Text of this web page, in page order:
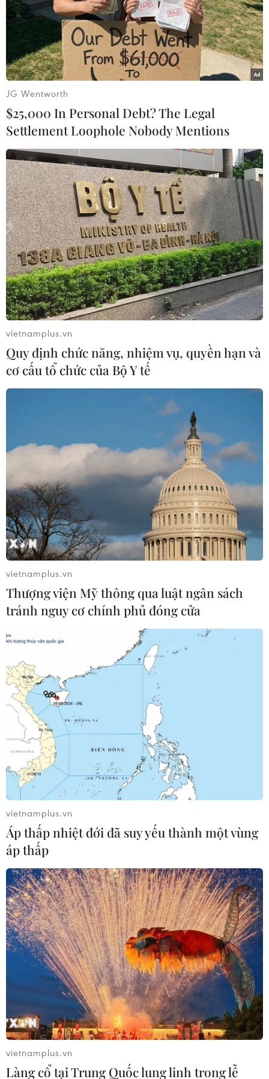
JG Wentworth
$25,000 In Personal Debt? The Legal
Settlement Loophole Nobody Mentions
vietnamplus.vn
Quy định chức năng, nhiệm vụ, quyền hạn và
cơ cấu tổ chức của Bộ Y tế
vietnamplus.vn
Thượng viện Mỹ thông qua luật ngân sách
tránh nguy cơ chính phủ đóng cửa
vietnamplus.vn
Áp thấp nhiệt đới đã suy yếu thành một vùng
áp thấp
vietnamplus.vn
Làng cổ tại Trung Quốc lung linh trong lễ